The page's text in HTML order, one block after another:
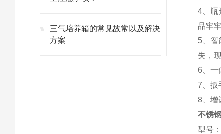
三气培养箱的常见故常以及解决
方案
4、瓶
品牢
5、智
失，
6、一
7、扳
8、增
不锈
型号